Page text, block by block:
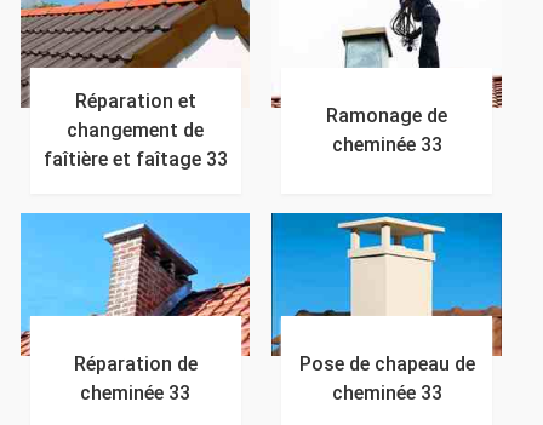
Réparation et
changement de
faîtière et faîtage 33
Ramonage de
cheminée 33
Réparation de
cheminée 33
Pose de chapeau de
cheminée 33